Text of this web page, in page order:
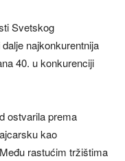
Svetskog
najkonkurentnija
40. u konkurenciji
ostvarila prema
kao
rastućim tržištima